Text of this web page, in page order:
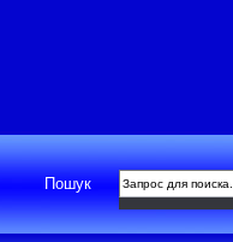
Пошук